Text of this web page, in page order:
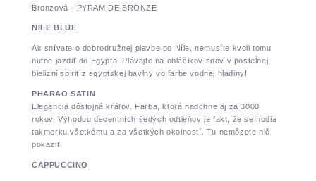
Bronzová - PYRAMIDE BRONZE
NILE BLUE
Ak snívate o dobrodružnej plavbe po Níle, nemusíte kvoli tomu
nutne jazdiť do Egypta. Plávajte na obláčikov snov v posteĺnej
bielizni spirit z egyptskej bavlny vo farbe vodnej hladiny!
PHARAO SATIN
Elegancia dôstojná kráľov. Farba, ktorá nadchne aj za 3000
rokov. Výhodou decentních šedých odtieňov je fakt, že se hodia
takmerku všetkému a za všetkých okolností. Tu nemôzete nič
pokaziť.
CAPPUCCINO